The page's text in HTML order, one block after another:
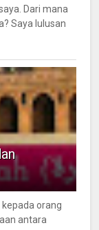
Dari mana
Saya lulusan
kepada orang
antara